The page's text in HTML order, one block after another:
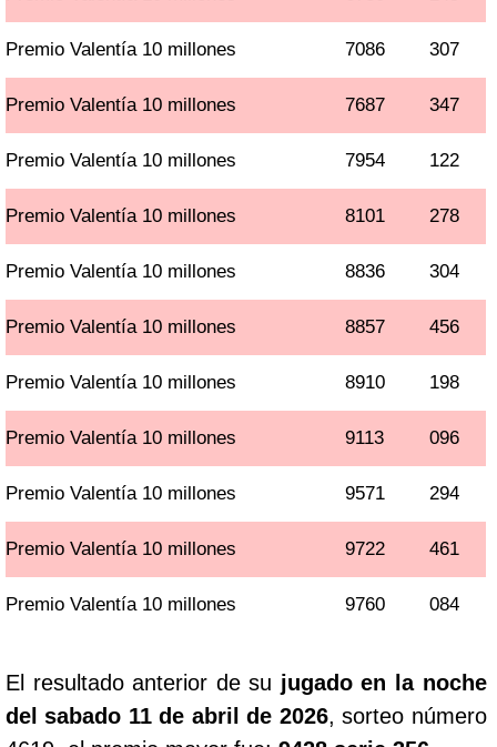
Premio Valentía 10 millones 7086 307
Premio Valentía 10 millones 7687 347
Premio Valentía 10 millones 7954 122
Premio Valentía 10 millones 8101 278
Premio Valentía 10 millones 8836 304
Premio Valentía 10 millones 8857 456
Premio Valentía 10 millones 8910 198
Premio Valentía 10 millones 9113 096
Premio Valentía 10 millones 9571 294
Premio Valentía 10 millones 9722 461
Premio Valentía 10 millones 9760 084
El resultado anterior de su jugado en la noche
del sabado 11 de abril de 2026, sorteo número